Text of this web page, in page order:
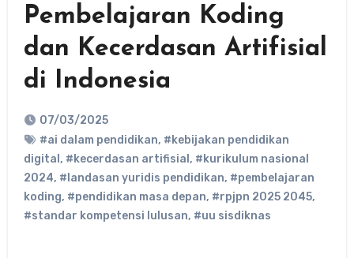
Pembelajaran Koding
dan Kecerdasan Artifisial
di Indonesia
07/03/2025
#ai dalam pendidikan, #kebijakan pendidikan
digital , #kecerdasan artifisial , #kurikulum nasional
2024, #landasan yuridis pendidikan, #pembelajaran
koding, #pendidikan masa depan, #rpjpn 2025 2045,
#standar kompetensi lulusan, #uu sisdiknas